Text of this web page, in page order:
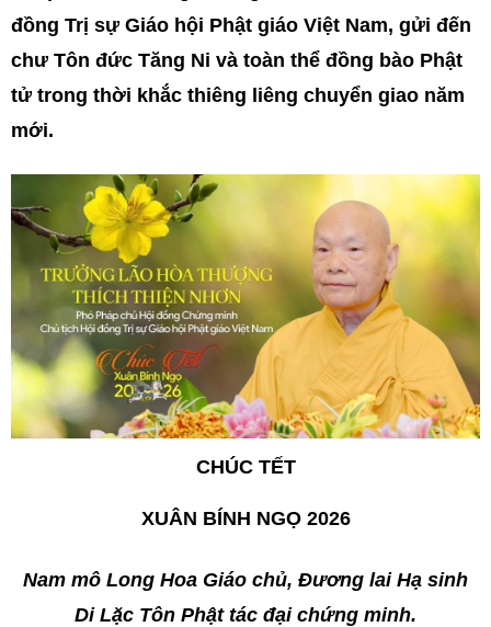
đồng Trị sự Giáo hội Phật giáo Việt Nam, gửi đến
chư Tôn đức Tăng Ni và toàn thể đồng bào Phật
tử trong thời khắc thiêng liêng chuyển giao năm
mới.
CHÚC TẾT
XUÂN BÍNH NGỌ 2026
Nam mô Long Hoa Giáo chủ, Đương lai Hạ sinh
Di Lặc Tôn Phật tác đại chứng minh.